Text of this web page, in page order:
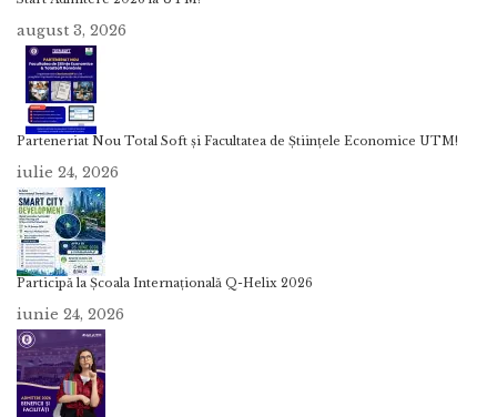
august 3, 2026
Parteneriat Nou Total Soft și Facultatea de Științele Economice UTM!
iulie 24, 2026
Participă la Școala Internațională Q-Helix 2026
iunie 24, 2026